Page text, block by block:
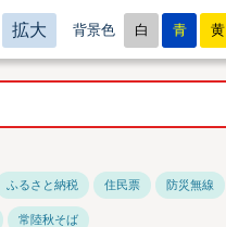
拡大 背景色 白 青 黄
ふるさと納税 住民票 防災無線
常陸秋そば